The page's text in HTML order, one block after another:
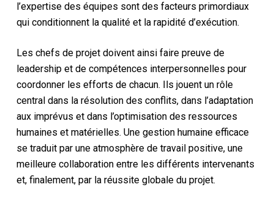
l’expertise des équipes sont des facteurs primordiaux
qui conditionnent la qualité et la rapidité d’exécution.
Les chefs de projet doivent ainsi faire preuve de
leadership et de compétences interpersonnelles pour
coordonner les efforts de chacun. Ils jouent un rôle
central dans la résolution des conflits, dans l’adaptation
aux imprévus et dans l’optimisation des ressources
humaines et matérielles. Une gestion humaine efficace
se traduit par une atmosphère de travail positive, une
meilleure collaboration entre les différents intervenants
et, finalement, par la réussite globale du projet.